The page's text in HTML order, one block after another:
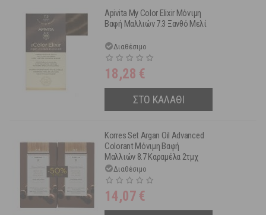
Apivita My Color Elixir Μόνιμη
Βαφή Μαλλιών 7.3 Ξανθό Μελί
Διαθέσιμο
18,28 €
ΣΤΟ ΚΑΛΑΘΙ
Korres Set Argan Oil Advanced
Colorant Μόνιμη Βαφή
Μαλλιών 8.7 Καραμέλα 2τμχ
-50% Στη 2η Βαφή
Διαθέσιμο
14,07 €